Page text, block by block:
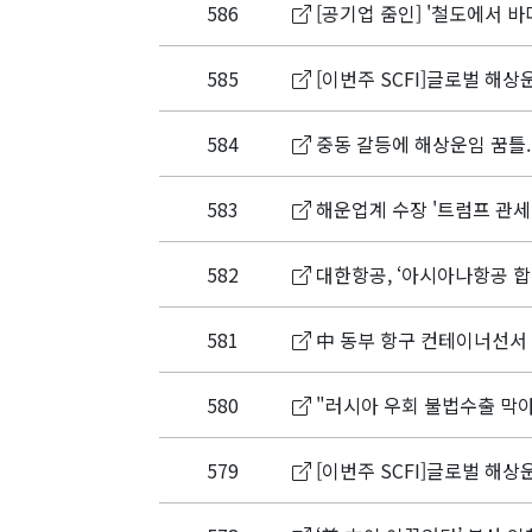
586 [공기업 줌인] '철도에서
585 [이번주 SCFI]글로벌 해
584 중동 갈등에 해상운임 꿈
583 해운업계 수장 '트럼프 관
582 대한항공, ‘아시아나항공
581 中 동부 항구 컨테이너선
580 "러시아 우회 불법수출 막
579 [이번주 SCFI]글로벌 해